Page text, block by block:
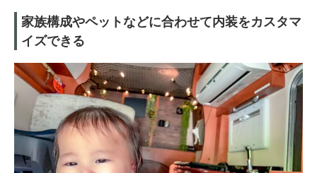
家族構成やペットなどに合わせて内装をカスタマ
イズできる